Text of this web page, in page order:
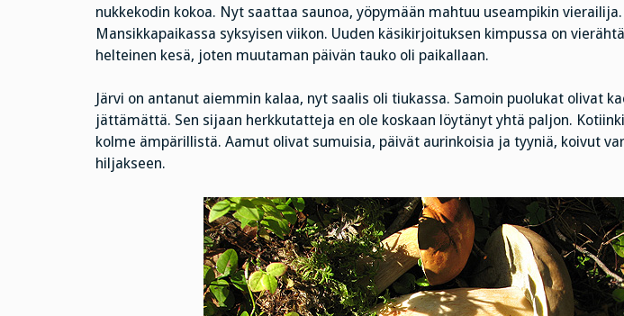
nukkekodin kokoa. Nyt saattaa saunoa, yöpymään mahtuu useampikin
Mansikkapaikassa syksyisen viikon. Uuden käsikirjoituksen kimpussa on
helteinen kesä, joten muutaman päivän tauko oli paikallaan.
Järvi on antanut aiemmin kalaa, nyt saalis oli tiukassa. Samoin puolukat olivat
jättämättä. Sen sijaan herkkutatteja en ole koskaan löytänyt yhtä paljon.
kolme ämpärillistä. Aamut olivat sumuisia, päivät aurinkoisia ja tyyniä, koivut
hiljakseen.